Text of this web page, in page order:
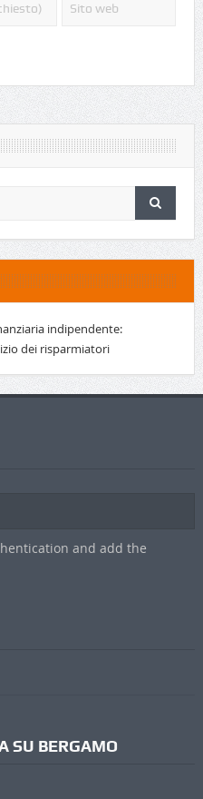
indipendente:
dei risparmiatori
and add the
SU BERGAMO